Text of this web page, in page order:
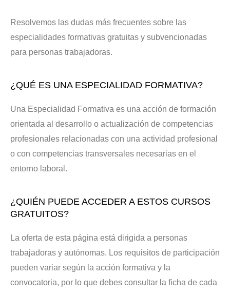
Resolvemos las dudas más frecuentes sobre las
especialidades formativas gratuitas y subvencionadas
para personas trabajadoras.
¿QUÉ ES UNA ESPECIALIDAD FORMATIVA?
Una Especialidad Formativa es una acción de formación
orientada al desarrollo o actualización de competencias
profesionales relacionadas con una actividad profesional
o con competencias transversales necesarias en el
entorno laboral.
¿QUIÉN PUEDE ACCEDER A ESTOS CURSOS
GRATUITOS?
La oferta de esta página está dirigida a personas
trabajadoras y autónomas. Los requisitos de participación
pueden variar según la acción formativa y la
convocatoria, por lo que debes consultar la ficha de cada